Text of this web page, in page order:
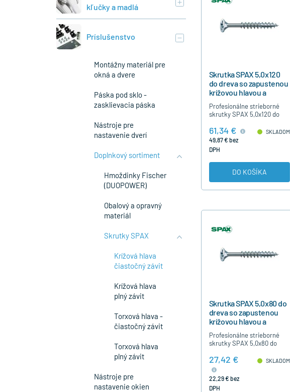
Skrutka SPAX 5,0x120
do dreva so zapustenou
krížovou hlavou a
200ks
Profesionálne strieborné
skrutky SPAX 5,0x120 do
čiastočným závitom, bez
nutnosti predvŕtania,
strieborné modrý…
61,34 €
49,87 € bez
DPH
SKLADOM
DO KOŠÍKA
Skrutka SPAX 5,0x80 do
dreva so zapustenou
krížovou hlavou a
200ks
Profesionálne strieborné
skrutky SPAX 5,0x80 do
čiastočným závitom, bez
nutnosti predvŕtania,
strieborné modrý…
27,42 €
22,29 € bez
DPH
SKLADOM
kľučky a madlá
Príslušenstvo
Montážny materiál pre
okná a dvere
Páska pod sklo -
zasklievacia páska
Nástroje pre
nastavenie dverí
Doplnkový sortiment
Hmoždinky Fischer
(DUOPOWER)
Obalový a opravný
materiál
Skrutky SPAX
Krížová hlava
čiastočný závit
Krížová hlava
plný závit
Torxová hlava -
čiastočný závit
Torxová hlava
plný závit
Nástroje pre
nastavenie okien